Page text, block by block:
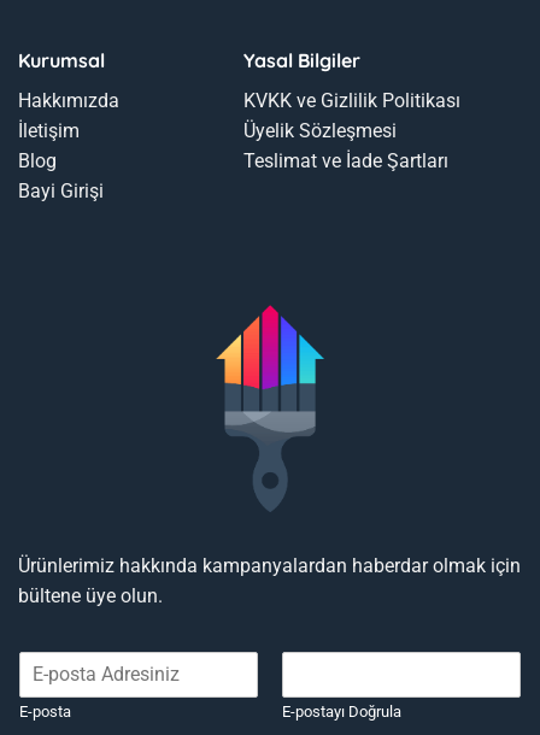
Kurumsal
Hakkımızda
İletişim
Blog
Bayi Girişi
Yasal Bilgiler
KVKK ve Gizlilik Politikası
Üyelik Sözleşmesi
Teslimat ve İade Şartları
Ürünlerimiz hakkında kampanyalardan haberdar olmak için
bültene üye olun.
E-posta E-postayı Doğrula